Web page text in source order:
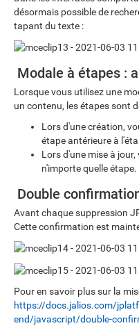
désormais possible de
tapant du texte :
Modale à étapes :
Lorsque vous utilisez une
un contenu, les étapes sont
Lors d'une création,
étape antérieure à
Lors d'une mise à
n'importe quelle étape.
Double
Avant chaque suppression
Cette confirmation est
Pour en savoir plus sur la
https://docs.jalios.com/
end/javascript/double-